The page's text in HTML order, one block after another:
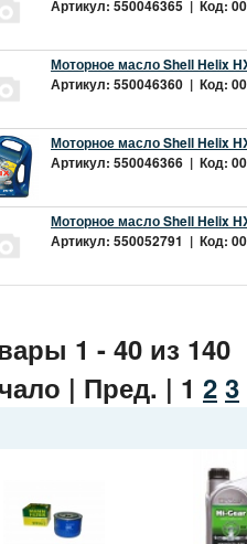
Артикул: 550046365 | Код:
Моторное масло Shell Helix
Артикул: 550046360 | Код:
Моторное масло Shell Helix
Артикул: 550046366 | Код:
Моторное масло Shell Helix
Артикул: 550052791 | Код:
1 - 40 из 140
| Пред. | 1 2 3